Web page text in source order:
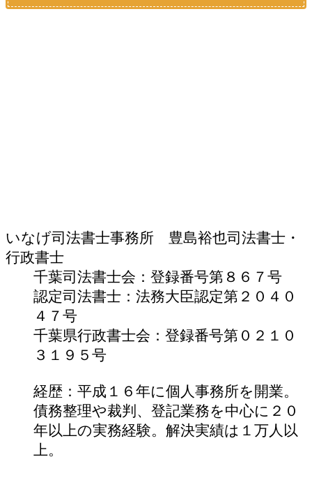
いなげ司法書士事務所 豊島裕也司法書士・
行政書士
千葉司法書士会：登録番号第８６７号
認定司法書士：法務大臣認定第２０４０
４７号
千葉県行政書士会：登録番号第０２１０
３１９５号
経歴：平成１６年に個人事務所を開業。
債務整理や裁判、登記業務を中心に２０
年以上の実務経験。解決実績は１万人以
上。